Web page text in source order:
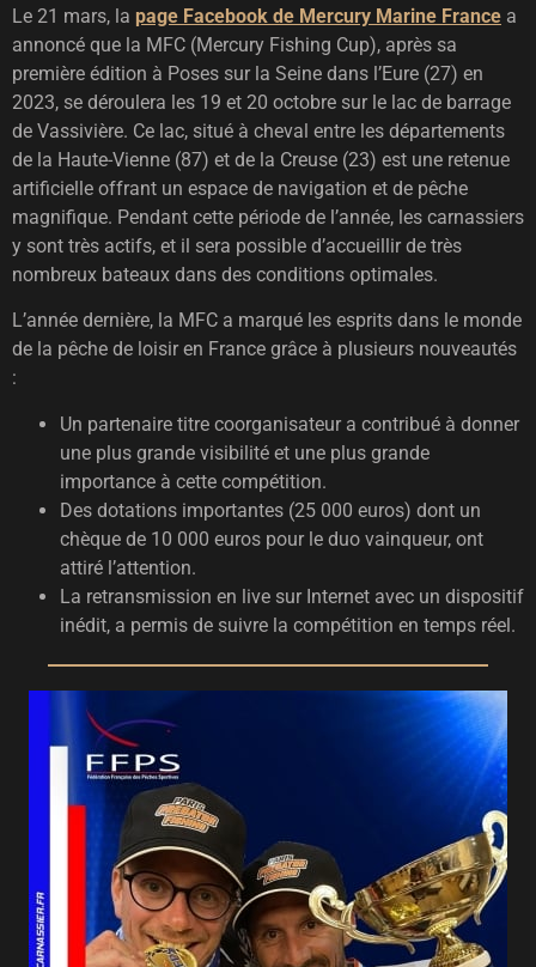
Le 21 mars, la page Facebook de Mercury Marine France a
annoncé que la MFC (Mercury Fishing Cup), après sa
première édition à Poses sur la Seine dans l’Eure (27) en
2023, se déroulera les 19 et 20 octobre sur le lac de barrage
de Vassivière. Ce lac, situé à cheval entre les départements
de la Haute-Vienne (87) et de la Creuse (23) est une retenue
artificielle offrant un espace de navigation et de pêche
magnifique. Pendant cette période de l’année, les carnassiers
y sont très actifs, et il sera possible d’accueillir de très
nombreux bateaux dans des conditions optimales.
L’année dernière, la MFC a marqué les esprits dans le monde
de la pêche de loisir en France grâce à plusieurs nouveautés
:
Un partenaire titre coorganisateur a contribué à donner
une plus grande visibilité et une plus grande
importance à cette compétition.
Des dotations importantes (25 000 euros) dont un
chèque de 10 000 euros pour le duo vainqueur, ont
attiré l’attention.
La retransmission en live sur Internet avec un dispositif
inédit, a permis de suivre la compétition en temps réel.